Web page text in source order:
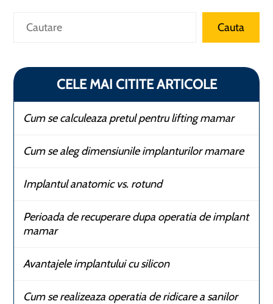
Caută Cauta
CELE MAI CITITE ARTICOLE
Cum se calculeaza pretul pentru lifting mamar
Cum se aleg dimensiunile implanturilor mamare
Implantul anatomic vs. rotund
Perioada de recuperare dupa operatia de implant
mamar
Avantajele implantului cu silicon
Cum se realizeaza operatia de ridicare a sanilor